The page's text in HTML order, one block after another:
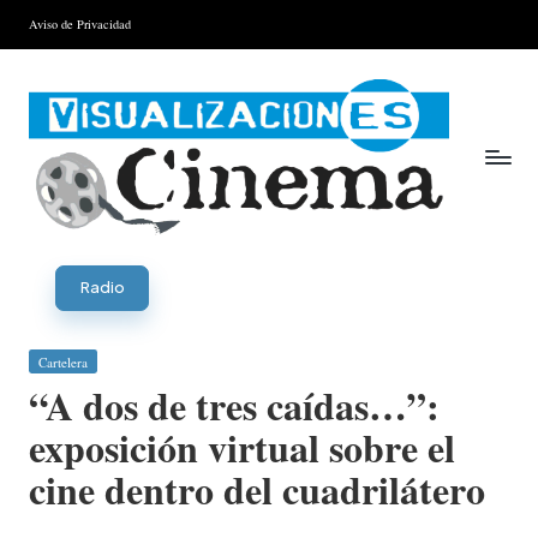
Saltar
contenido
Aviso de Privacidad
V
u
al
iz
a
ci
Radio
Publicada
Cartelera
“A dos de tres caídas…”:
exposición virtual sobre el
cine dentro del cuadrilátero